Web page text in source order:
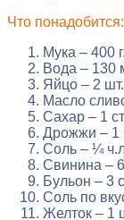
Что понадобится:
Мука – 400 г.
Вода – 130
Яйцо – 2 шт.
Масло
Сахар – 1
Дрожжи – 1
Соль – ¼
Свинина –
Бульон – 3
Соль по
Желток – 1